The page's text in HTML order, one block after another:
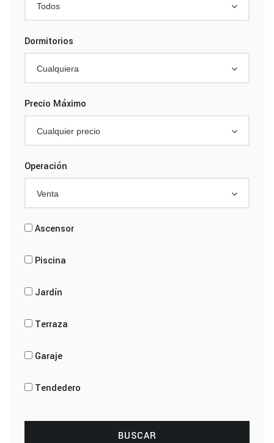
Todos
Dormitorios
Cualquiera
Precio Máximo
Cualquier precio
Operación
Venta
Ascensor
Piscina
Jardín
Terraza
Garaje
Tendedero
BUSCAR